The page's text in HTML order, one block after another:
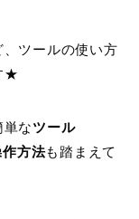
ツールの使い方
★
なツール
方法も踏まえて